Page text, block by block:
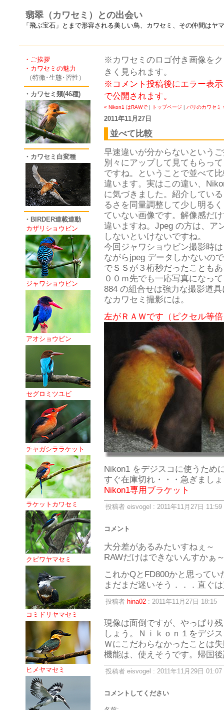
翡翠（カワセミ）との出会い
「飛ぶ宝石」とまで形容される美しい鳥、カワセミ、その仲間は
・ご挨拶
・カワセミの魅力
（特徴･生態･習性）
・カワセミ類(46種)
・カワセミ白変種
・BIRDER連載連動
カザリショウビン
ジャワショウビン
アオショウビン
セグロミツユビ
チャガシララケット
ラケットカワセミ
クビワヤマセミ
コミドリヤマセミ
ヒメヤマセミ
※カワセミのロゴ付き画像を
きく見られます。
※コメント投稿後にエラー表
で公開されます。
« Nikon1 はRAWで| トップページ | バリのカワセミ
2011年11月27日
並べて比較
早速違いが分からないという
別々にアップして見てもらっ
ですね。ということで並べて
違います。実はこの違い、
に気づきました。紹介してい
るさを同量調整して少し明る
ていない画像です。解像感だ
違いますね。Jpeg の方は、ア
しないといけないですね。
今回ジャワショウビン撮影時
ながらjpeg データしかないの
でＳＳが３桁秒だったことも
００ｍ先でも一応写真になっ
884 の組合せは強力な撮影道
なカワセミ撮影には。
左がＲＡＷです（ピクセル等
Nikon1 をデジスコに使うため
すぐ在庫切れ・・・急ぎまし
Nikon1専用ブラケット
投稿者 eisvogel : 2011年11月27日 11:59
コメント
大分差があるみたいすねぇ～
RAWだけはできないんすかぁ
これかQとFD800かと思ってい
まだまだ迷いそう．．．直ぐ
投稿者 hina02: 2011年11月27日 18:15
現像は面倒ですが、やっぱり
しょう。Ｎｉｋｏｎ１をデジ
Ｗにこだわらなかったことは
機能は、使えそうです。帰国
投稿者 eisvogel : 2011年11月29日 01:07
コメントしてください